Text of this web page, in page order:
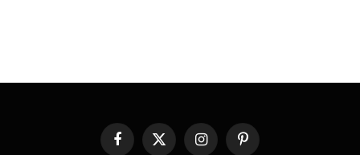
FacebookX
InstagramPinterest